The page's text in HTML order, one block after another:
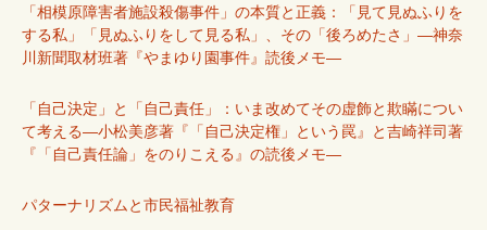
「相模原障害者施設殺傷事件」の本質と正義：「見て見ぬふりを
する私」「見ぬふりをして見る私」、その「後ろめたさ」―神奈
川新聞取材班著『やまゆり園事件』読後メモ―
「自己決定」と「自己責任」：いま改めてその虚飾と欺瞞につい
て考える―小松美彦著『「自己決定権」という罠』と吉崎祥司著
『「自己責任論」をのりこえる』の読後メモ―
パターナリズムと市民福祉教育